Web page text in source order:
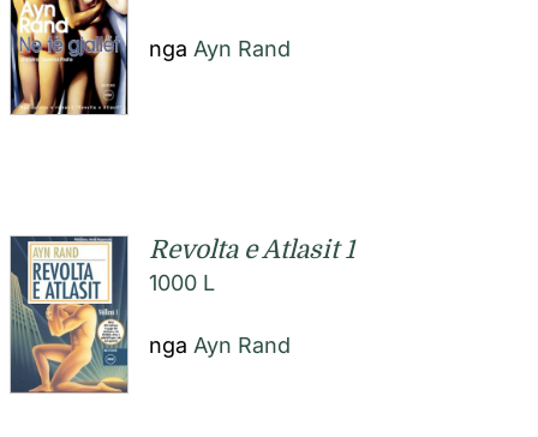
nga Ayn Rand
Revolta e Atlasit 1
1000 L
nga Ayn Rand